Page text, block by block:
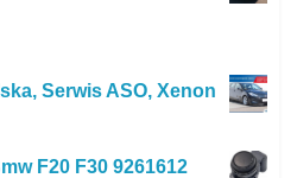
Serwis ASO, Xenon
F20 F30 9261612